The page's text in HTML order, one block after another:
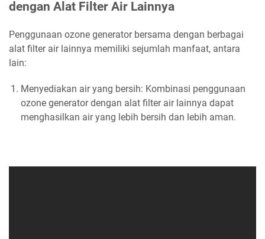
dengan Alat Filter Air Lainnya
Penggunaan ozone generator bersama dengan berbagai
alat filter air lainnya memiliki sejumlah manfaat, antara
lain:
Menyediakan air yang bersih: Kombinasi penggunaan
ozone generator dengan alat filter air lainnya dapat
menghasilkan air yang lebih bersih dan lebih aman.